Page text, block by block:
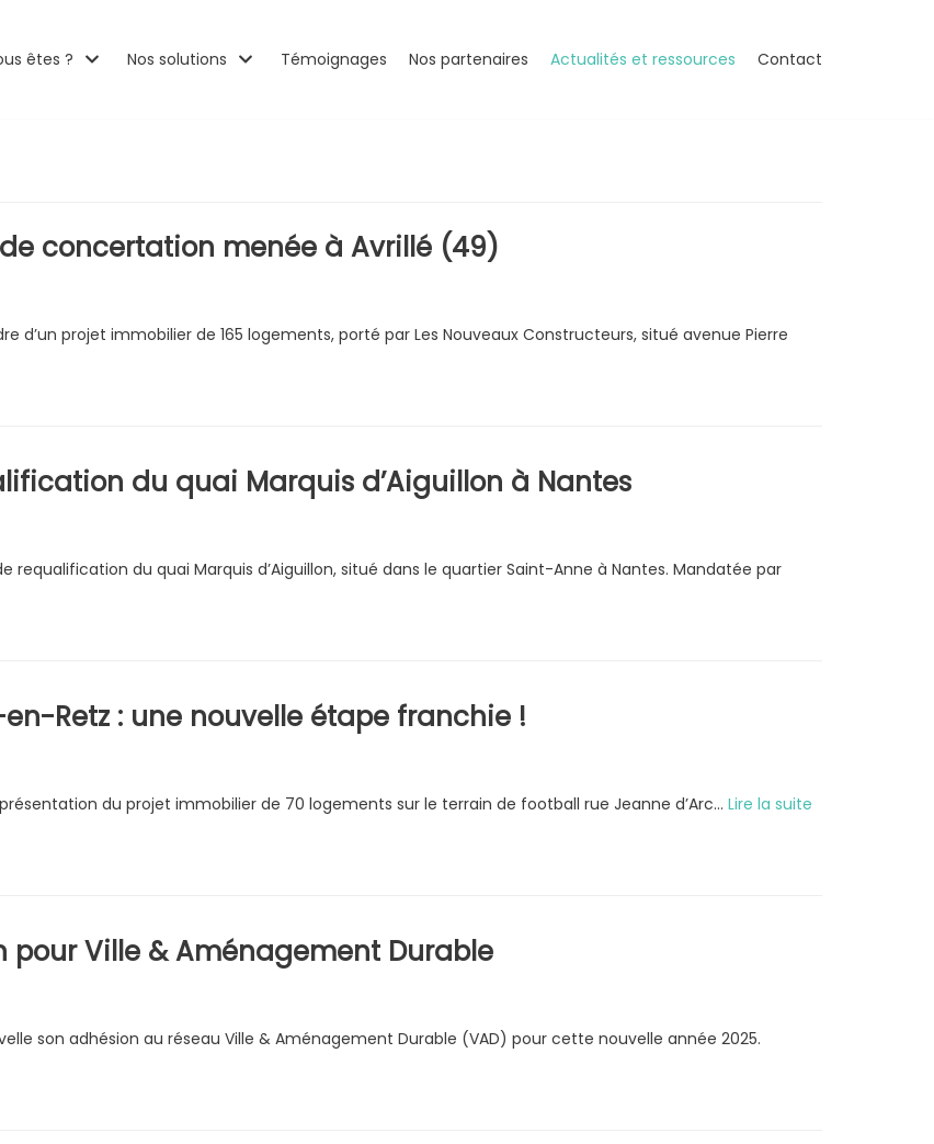
êtes ? Nos solutions Témoignages Nos partenaires Actualités et ressources Contact
concertation menée à Avrillé (49)
projet immobilier de 165 logements, porté par Les Nouveaux Constructeurs, situé avenue Pierre
du quai Marquis d’Aiguillon à Nantes
du quai Marquis d’Aiguillon, situé dans le quartier Saint-Anne à Nantes. Mandatée par
Retz : une nouvelle étape franchie !
du projet immobilier de 70 logements sur le terrain de football rue Jeanne d’Arc… Lire la suite
Ville & Aménagement Durable
son adhésion au réseau Ville & Aménagement Durable (VAD) pour cette nouvelle année 2025.